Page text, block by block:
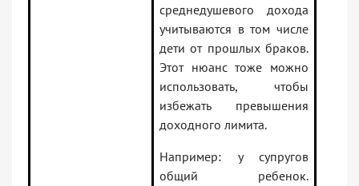
среднедушевого дохода
учитываются в том числе
дети от прошлых браков.
Этот нюанс тоже можно
использовать, чтобы
избежать превышения
доходного лимита.
Например: у супругов
общий ребенок.